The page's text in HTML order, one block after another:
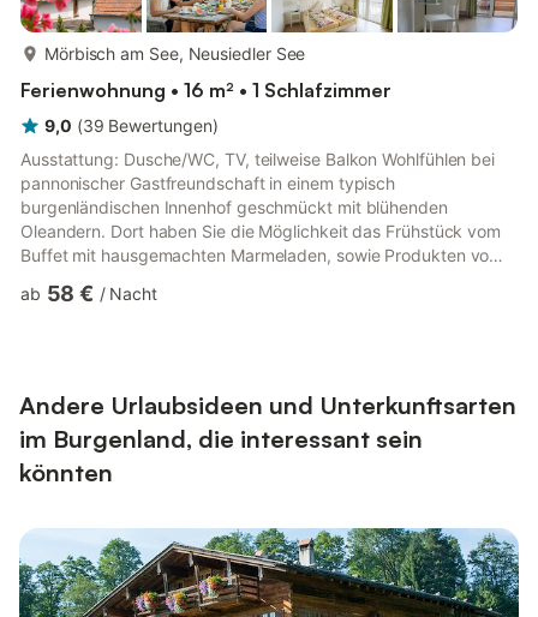
Mörbisch am See, Neusiedler See
Ferienwohnung • 16 m² • 1 Schlafzimmer
9,0 (39 Bewertungen)
Ausstattung: Dusche/WC, TV, teilweise Balkon Wohlfühlen bei
pannonischer Gastfreundschaft in einem typisch
burgenländischen Innenhof geschmückt mit blühenden
Oleandern. Dort haben Sie die Möglichkeit das Frühstück vom
Buffet mit hausgemachten Marmeladen, sowie Produkten vom
können Sie entspannt bei einem Gals Bio-Wein oder Bio-
Uhr / Check-Out bis 10.00 Uhr Anrei...
ab 58 € / Nacht
Andere Urlaubsideen und Unterkunftsarten
im Burgenland, die interessant sein
könnten